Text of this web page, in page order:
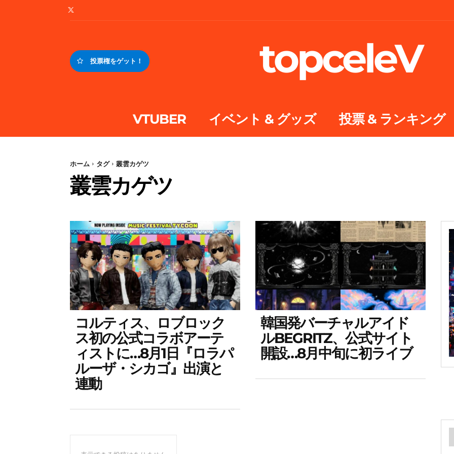
投票権をゲット！ topceleV
VTUBER イベント & グッズ 投票 & ランキング
ホーム タグ 叢雲カゲツ
叢雲カゲツ
コルティス、ロブロック
ス初の公式コラボアーテ
ィストに…8月1日『ロラパ
ルーザ・シカゴ』出演と
連動
韓国発バーチャルアイド
ルBEGRITZ、公式サイト
開設…8月中旬に初ライブ